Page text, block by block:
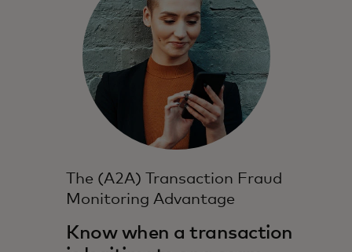
The (A2A) Transaction Fraud
Monitoring Advantage
Know when a transaction